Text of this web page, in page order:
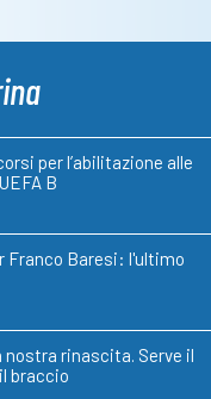
per l’abilitazione alle
B
Franco Baresi: l'ultimo
nostra rinascita. Serve il
braccio